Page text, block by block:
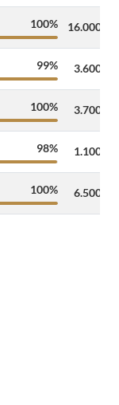
100% 16.000
99% 3.600
100% 3.700
98% 1.100
100% 6.500